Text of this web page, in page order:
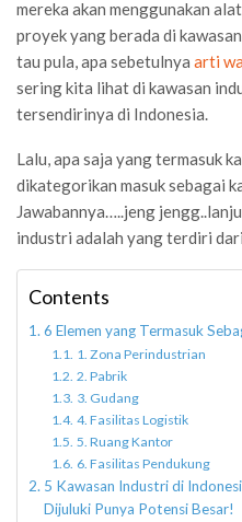
mereka akan menggunakan
proyek yang berada di
tau pula, apa sebetulnya arti
sering kita lihat di kawasan
tersendirinya di Indonesia.
Lalu, apa saja yang termasuk
dikategorikan masuk sebagai
Jawabannya…..jeng
industri adalah yang terdiri
Contents
6 Elemen yang Termasuk
1. Zona Perindustrian
2. Pabrik
3. Gudang
4. Fasilitas Logistik
5. Ruang Kantor
6. Fasilitas Pendukung
5 Kawasan Industri di
Dijuluki Punya Potensi Besar!